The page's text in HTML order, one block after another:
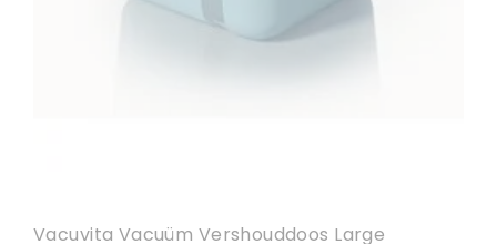
Vacuvita Vacuüm Vershouddoos Large